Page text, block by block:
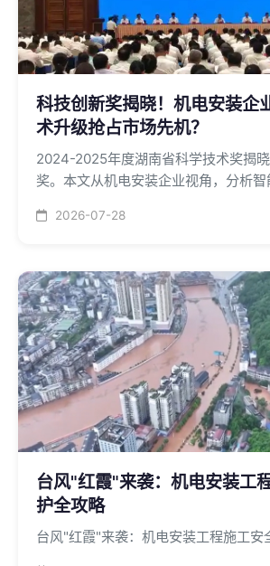
科技创新奖揭晓！机电安装企
术升级抢占市场先机？
2024-2025年度湖南省科学技术奖揭
奖。本文从机电安装企业视角，分析
的核心问题。
2026-07-28
台风"红霞"来袭：机电安装工
护全攻略
台风"红霞"来袭：机电安装工程施工安